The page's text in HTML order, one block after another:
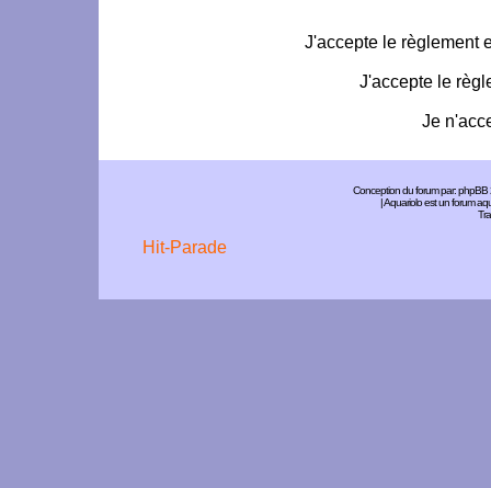
J'accepte le règlement
J'accepte le
Je
Conception du forum par:phpBB
| Aquariolo est un forum